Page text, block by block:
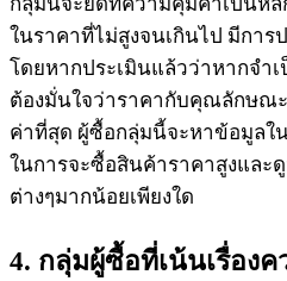
ในราคาที่ไม่สูงจนเกินไป มีการ
โดยหากประเมินแล้วว่าหากจำ
ต้องมั่นใจว่าราคากับคุณลักษณ
ค่าที่สุด ผู้ซื้อกลุ่มนี้จะหาข้อมูลใ
ในการจะซื้อสินค้าราคาสูงและ
ต่างๆมากน้อยเพียงใด
4. กลุ่มผู้ซื้อที่เน้นเรื่อง